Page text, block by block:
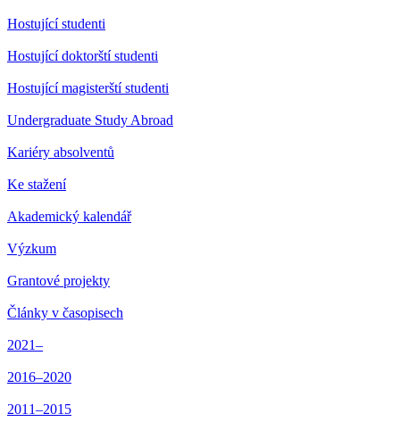
Hostující studenti
Hostující doktorští studenti
Hostující magisterští studenti
Undergraduate Study Abroad
Kariéry absolventů
Ke stažení
Akademický kalendář
Výzkum
Grantové projekty
Články v časopisech
2021–
2016–2020
2011–2015